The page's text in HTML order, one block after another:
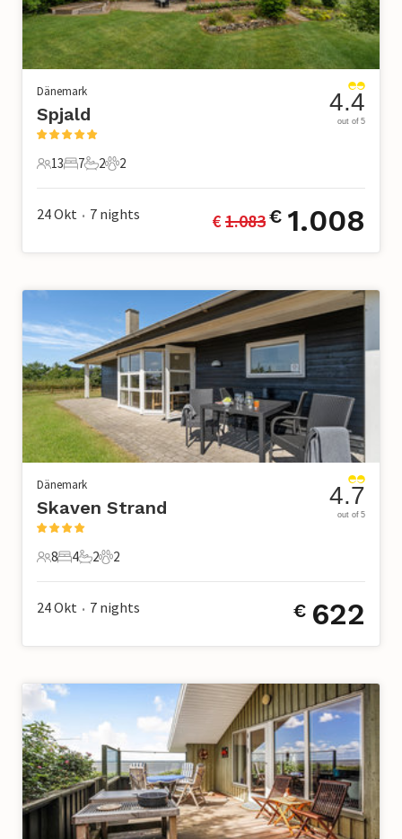
Dänemark
Spjald
13 Gäste
13
7 Schlafzimmer
7
2 Badezimmer
2
2 Haustiere
2
4.4
out of 5
24 Okt • 7 nights € 1.083€ 1.008
Dänemark
Skaven Strand
8 Gäste
8
4 Schlafzimmer
4
2 Badezimmer
2
2 Haustiere
2
4.7
out of 5
24 Okt • 7 nights € 622